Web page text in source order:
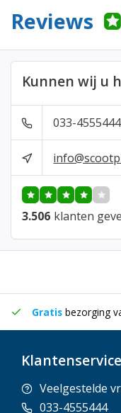
Reviews
Kunnen wij u
033-4555444
3.506 klanten
Gratis bezorging
Klantenservice
Veelgestelde
033-4555444